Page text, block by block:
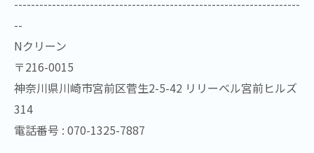
--------------------------------------------------------------------
--
Nクリーン
〒216-0015
神奈川県川崎市宮前区菅生2-5-42 リリーベル宮前ヒルズ
314
電話番号 : 070-1325-7887